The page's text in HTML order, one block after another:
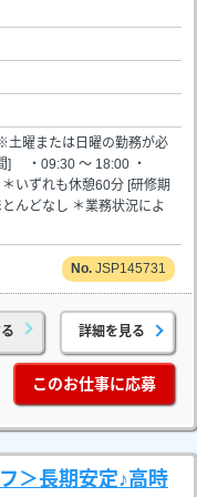
曜または日曜の勤務が必
] ・09:30 ～ 18:00 ・
いずれも休憩60分 [研修期
んどなし ＊業務状況によ
JSP145731
詳細を見る
このお仕事に応募
＞長期安定♪高時